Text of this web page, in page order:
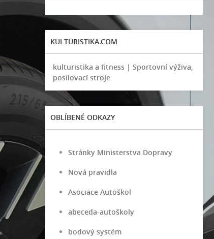
KULTURISTIKA.COM
kulturistika a fitness | Sportovní výživa,
posilovací stroje
OBLÍBENÉ ODKAZY
Stránky Ministerstva Dopravy
Nová pravidla
Asociace Autoškol
abeceda-autoškoly
bodový systém